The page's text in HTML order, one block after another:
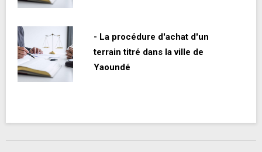
- La procédure d'achat d'un
terrain titré dans la ville de
Yaoundé